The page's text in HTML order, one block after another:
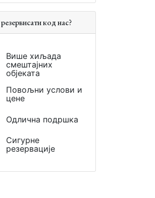
код нас?
Више хиљада
смештајних
објеката
Повољни услови и
цене
Одлична подршка
Сигурне
резервације